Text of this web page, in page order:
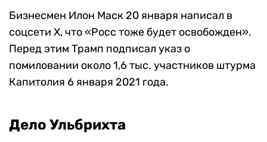
Бизнесмен Илон Маск 20 января написал в
соцсети Х, что «Росс тоже будет освобожден».
Перед этим Трамп подписал указ о
помиловании около 1,6 тыс. участников штурма
Капитолия 6 января 2021 года.
Дело Ульбрихта